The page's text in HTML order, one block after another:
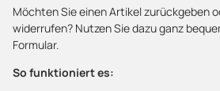
Möchten Sie einen Artikel zurückgeben
widerrufen? Nutzen Sie dazu ganz
Formular.
So funktioniert es: